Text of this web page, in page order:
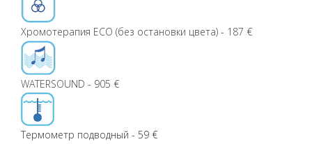
Хромотерапия ECO (без остановки цвета) - 187 €
WATERSOUND - 905 €
Термометр подводный - 59 €